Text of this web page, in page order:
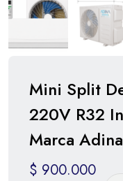
Mini Split
220V R32
Marca Adina
$ 900.000